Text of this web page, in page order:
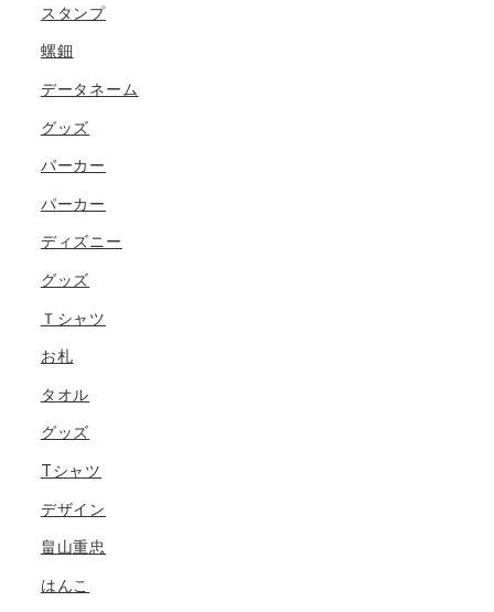
スタンプ
螺鈿
データネーム
グッズ
パーカー
パーカー
ディズニー
グッズ
Ｔシャツ
お札
タオル
グッズ
Tシャツ
デザイン
畠山重忠
はんこ